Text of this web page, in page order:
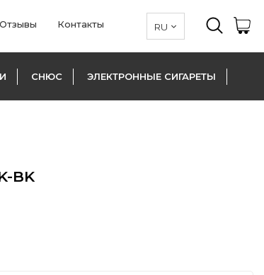
Отзывы Контакты
СНЮС ЭЛЕКТРОННЫЕ СИГАРЕТЫ
BK